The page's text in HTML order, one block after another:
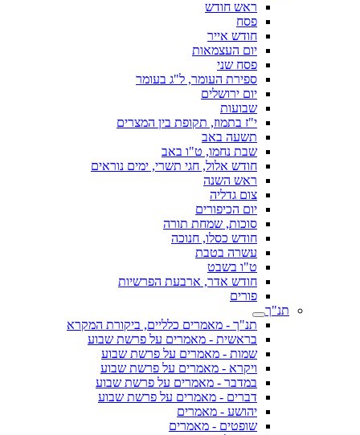
ראש חודש
פסח
חודש אייר
יום העצמאות
פסח שני
ספירת העומר, ל"ג בעומר
יום ירושלים
שבועות
י"ז בתמוז, תקופת בין המצרים
תשעה באב
שבת נחמו, ט"ו באב
חודש אלול, חגי תשרי, ימים נוראים
ראש השנה
צום גדליה
יום הכיפורים
סוכות, שמחת תורה
חודש כסלו, חנוכה
עשרה בטבת
ט"ו בשבט
חודש אדר, ארבעת הפרשיות
פורים
תנ"ך
תנ"ך - מאמרים כלליים, ביקורת המקרא
בראשית - מאמרים על פרשת שבוע
שמות - מאמרים על פרשת שבוע
ויקרא - מאמרים על פרשת שבוע
במדבר - מאמרים על פרשת שבוע
דברים - מאמרים על פרשת שבוע
יהושע - מאמרים
שופטים - מאמרים